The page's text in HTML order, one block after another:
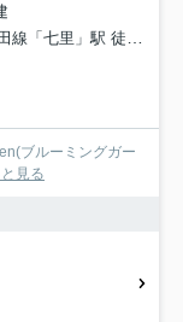
「七里」駅 徒歩32分
ブルーミングガー
見る